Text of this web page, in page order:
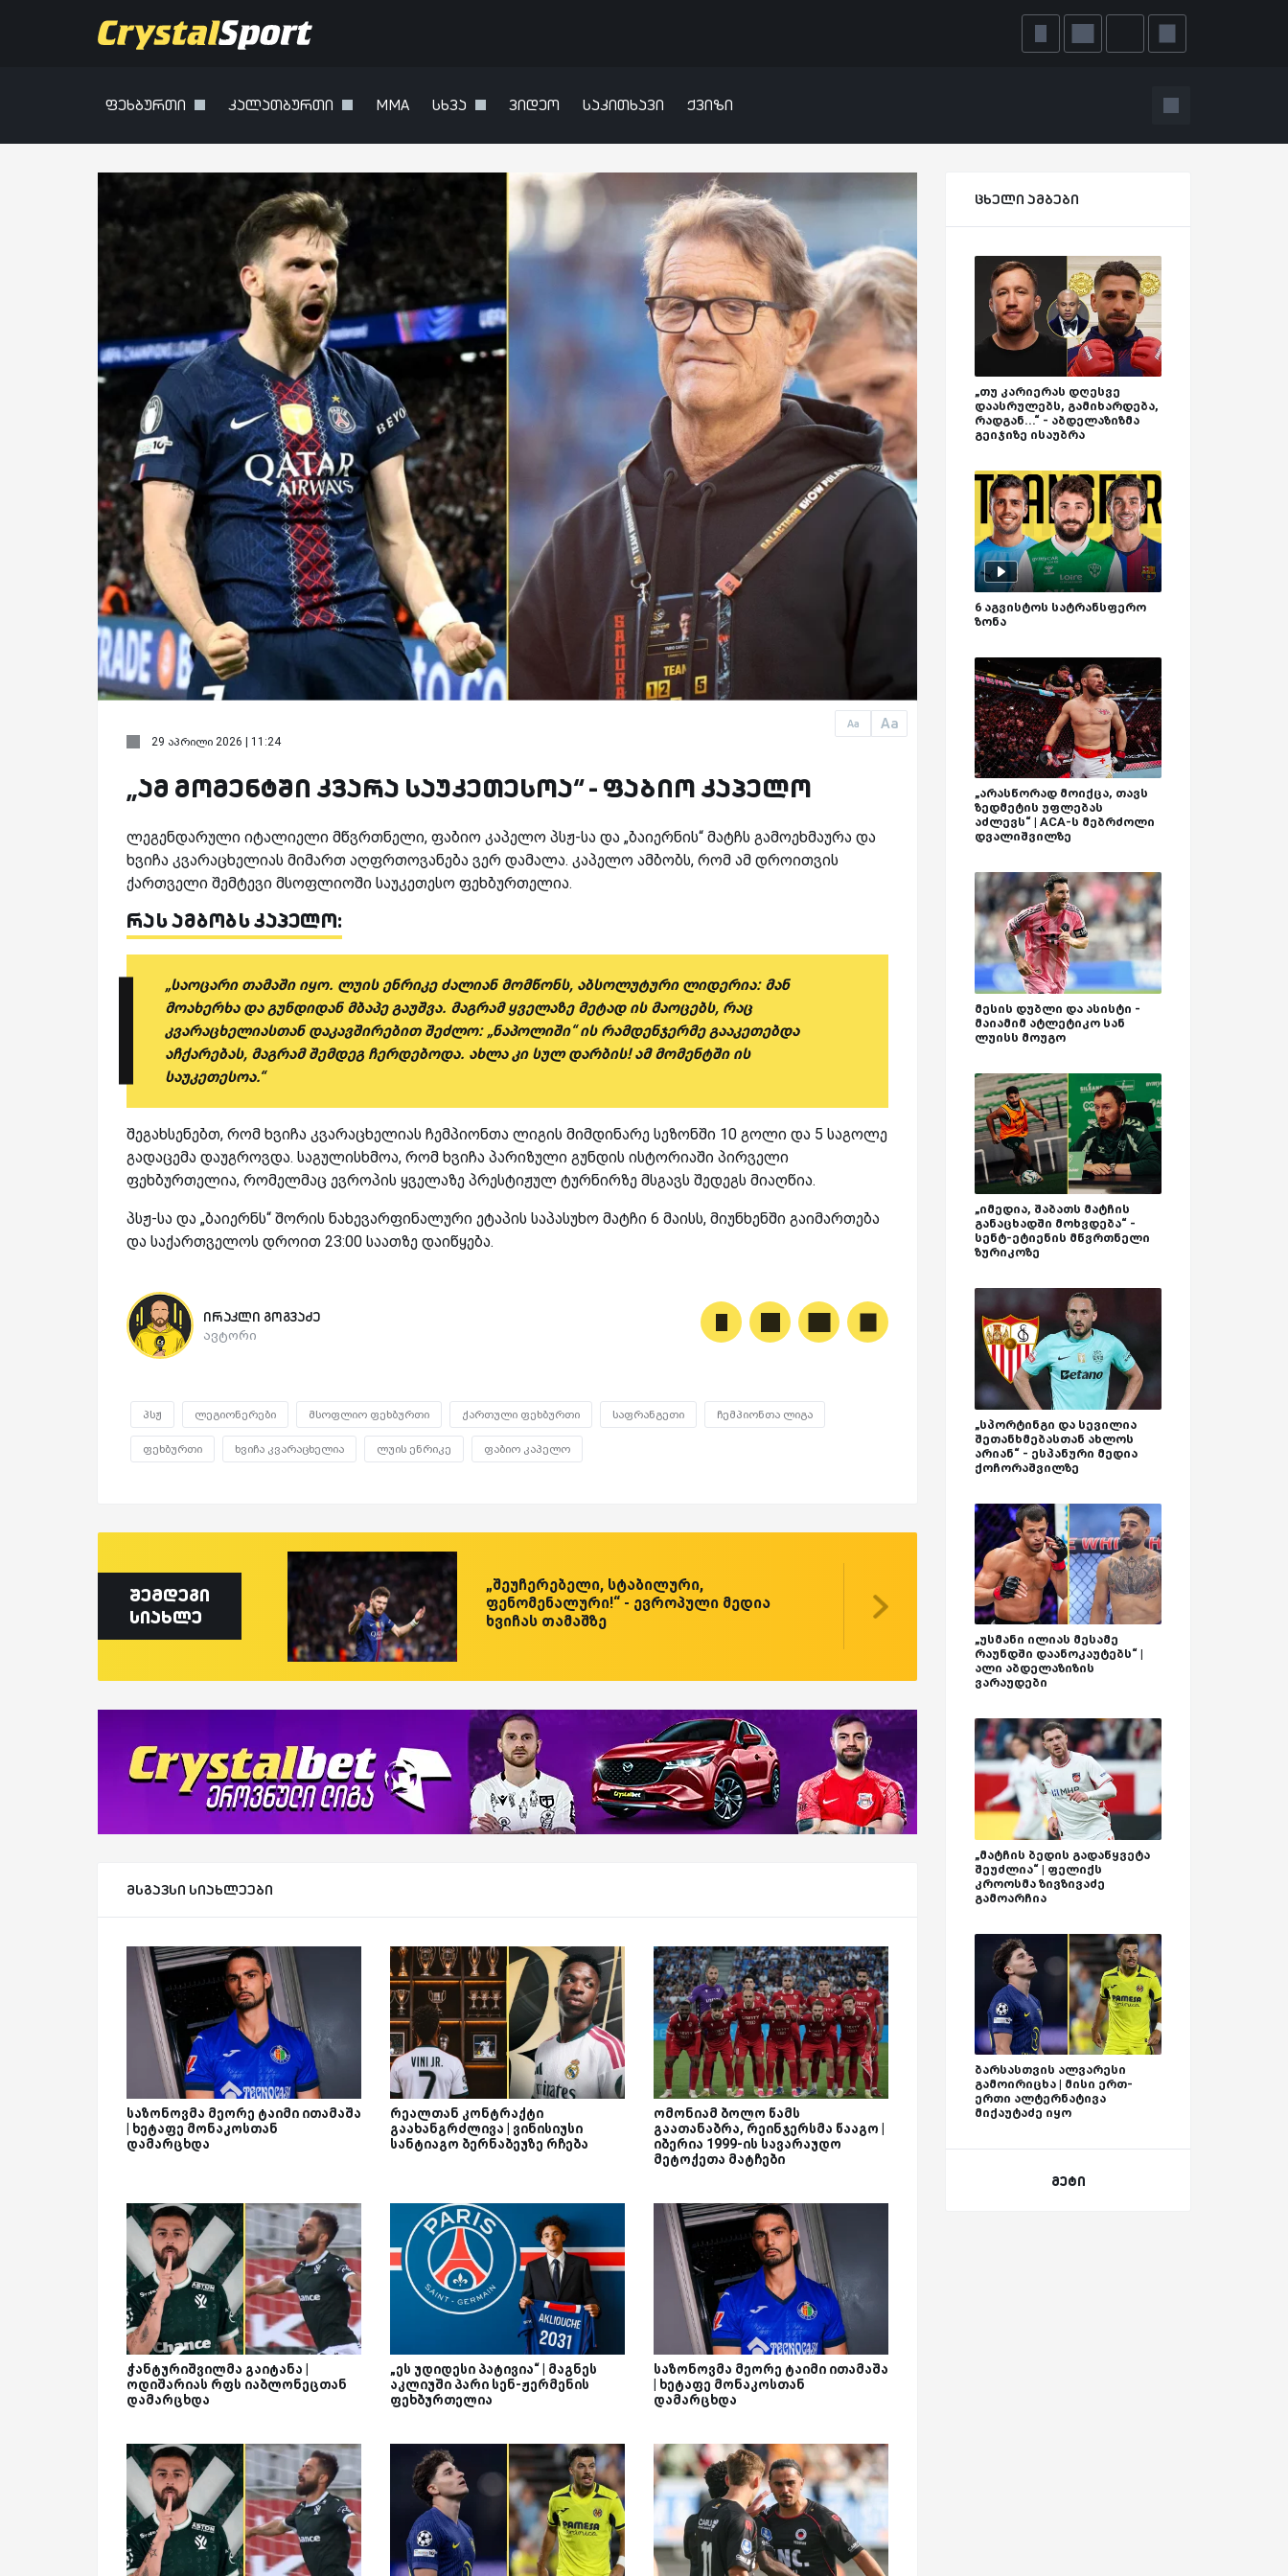
ფეხბურთი კალათბურთი MMA სხვა ვიდეო საკითხავი ქვიზი
Aa Aa
29 აპრილი 2026 | 11:24
„ამ მომენტში კვარა საუკეთესოა“ - ფაბიო კაპელო
ლეგენდარული იტალიელი მწვრთნელი, ფაბიო კაპელო პსჟ-სა და „ბაიერნის“ მატჩს გამოეხმაურა და
ხვიჩა კვარაცხელიას მიმართ აღფრთოვანება ვერ დამალა. კაპელო ამბობს, რომ ამ დროითვის
ქართველი შემტევი მსოფლიოში საუკეთესო ფეხბურთელია.
რას ამბობს კაპელო:
„საოცარი თამაში იყო. ლუის ენრიკე ძალიან მომწონს, აბსოლუტური ლიდერია: მან
მოახერხა და გუნდიდან მბაპე გაუშვა. მაგრამ ყველაზე მეტად ის მაოცებს, რაც
კვარაცხელიასთან დაკავშირებით შეძლო: „ნაპოლიში“ ის რამდენჯერმე გააკეთებდა
აჩქარებას, მაგრამ შემდეგ ჩერდებოდა. ახლა კი სულ დარბის! ამ მომენტში ის
საუკეთესოა.“
შეგახსენებთ, რომ ხვიჩა კვარაცხელიას ჩემპიონთა ლიგის მიმდინარე სეზონში 10 გოლი და 5 საგოლე
გადაცემა დაუგროვდა. საგულისხმოა, რომ ხვიჩა პარიზული გუნდის ისტორიაში პირველი
ფეხბურთელია, რომელმაც ევროპის ყველაზე პრესტიჟულ ტურნირზე მსგავს შედეგს მიაღწია.
პსჟ-სა და „ბაიერნს“ შორის ნახევარფინალური ეტაპის საპასუხო მატჩი 6 მაისს, მიუნხენში გაიმართება
და საქართველოს დროით 23:00 საათზე დაიწყება.
ირაკლი გოგვაძე
ავტორი
პსჟ ლეგიონერები მსოფლიო ფეხბურთი ქართული ფეხბურთი საფრანგეთი ჩემპიონთა ლიგა
ფეხბურთი ხვიჩა კვარაცხელია ლუის ენრიკე ფაბიო კაპელო
შემდეგი
სიახლე
„შეუჩერებელი, სტაბილური,
ფენომენალური!“ - ევროპული მედია
ხვიჩას თამაშზე
მსგავსი სიახლეები
საზონოვმა მეორე ტაიმი ითამაშა
| ხეტაფე მონაკოსთან
დამარცხდა
რეალთან კონტრაქტი
გაახანგრძლივა | ვინისიუსი
სანტიაგო ბერნაბეუზე რჩება
ომონიამ ბოლო წამს
გაათანაბრა, რეინჯერსმა წააგო |
იბერია 1999-ის სავარაუდო
მეტოქეთა მატჩები
ჭანტურიშვილმა გაიტანა |
ოდიშარიას რფს იაბლონეცთან
დამარცხდა
„ეს უდიდესი პატივია“ | მაგნეს
აკლიუში პარი სენ-ჟერმენის
ფეხბურთელია
საზონოვმა მეორე ტაიმი ითამაშა
| ხეტაფე მონაკოსთან
დამარცხდა
ცხელი ამბები
„თუ კარიერას დღესვე
დაასრულებს, გამიხარდება,
რადგან...“ - აბდელაზიზმა
გეიჯიზე ისაუბრა
6 აგვისტოს სატრანსფერო
ზონა
„არასწორად მოიქცა, თავს
ზედმეტის უფლებას
აძლევს“ | ACA-ს მებრძოლი
დვალიშვილზე
მესის დუბლი და ასისტი -
მაიამიმ ატლეტიკო სან
ლუისს მოუგო
„იმედია, შაბათს მატჩის
განაცხადში მოხვდება“ -
სენტ-ეტიენის მწვრთნელი
ზურიკოზე
„სპორტინგი და სევილია
შეთანხმებასთან ახლოს
არიან“ - ესპანური მედია
ქოჩორაშვილზე
„უსმანი ილიას მესამე
რაუნდში დაანოკაუტებს“ |
ალი აბდელაზიზის
ვარაუდები
„მატჩის ბედის გადაწყვეტა
შეუძლია“ | ფელიქს
კროოსმა ზივზივაძე
გამოარჩია
ბარსასთვის ალვარესი
გამოირიცხა | მისი ერთ-
ერთი ალტერნატივა
მიქაუტაძე იყო
მეტი